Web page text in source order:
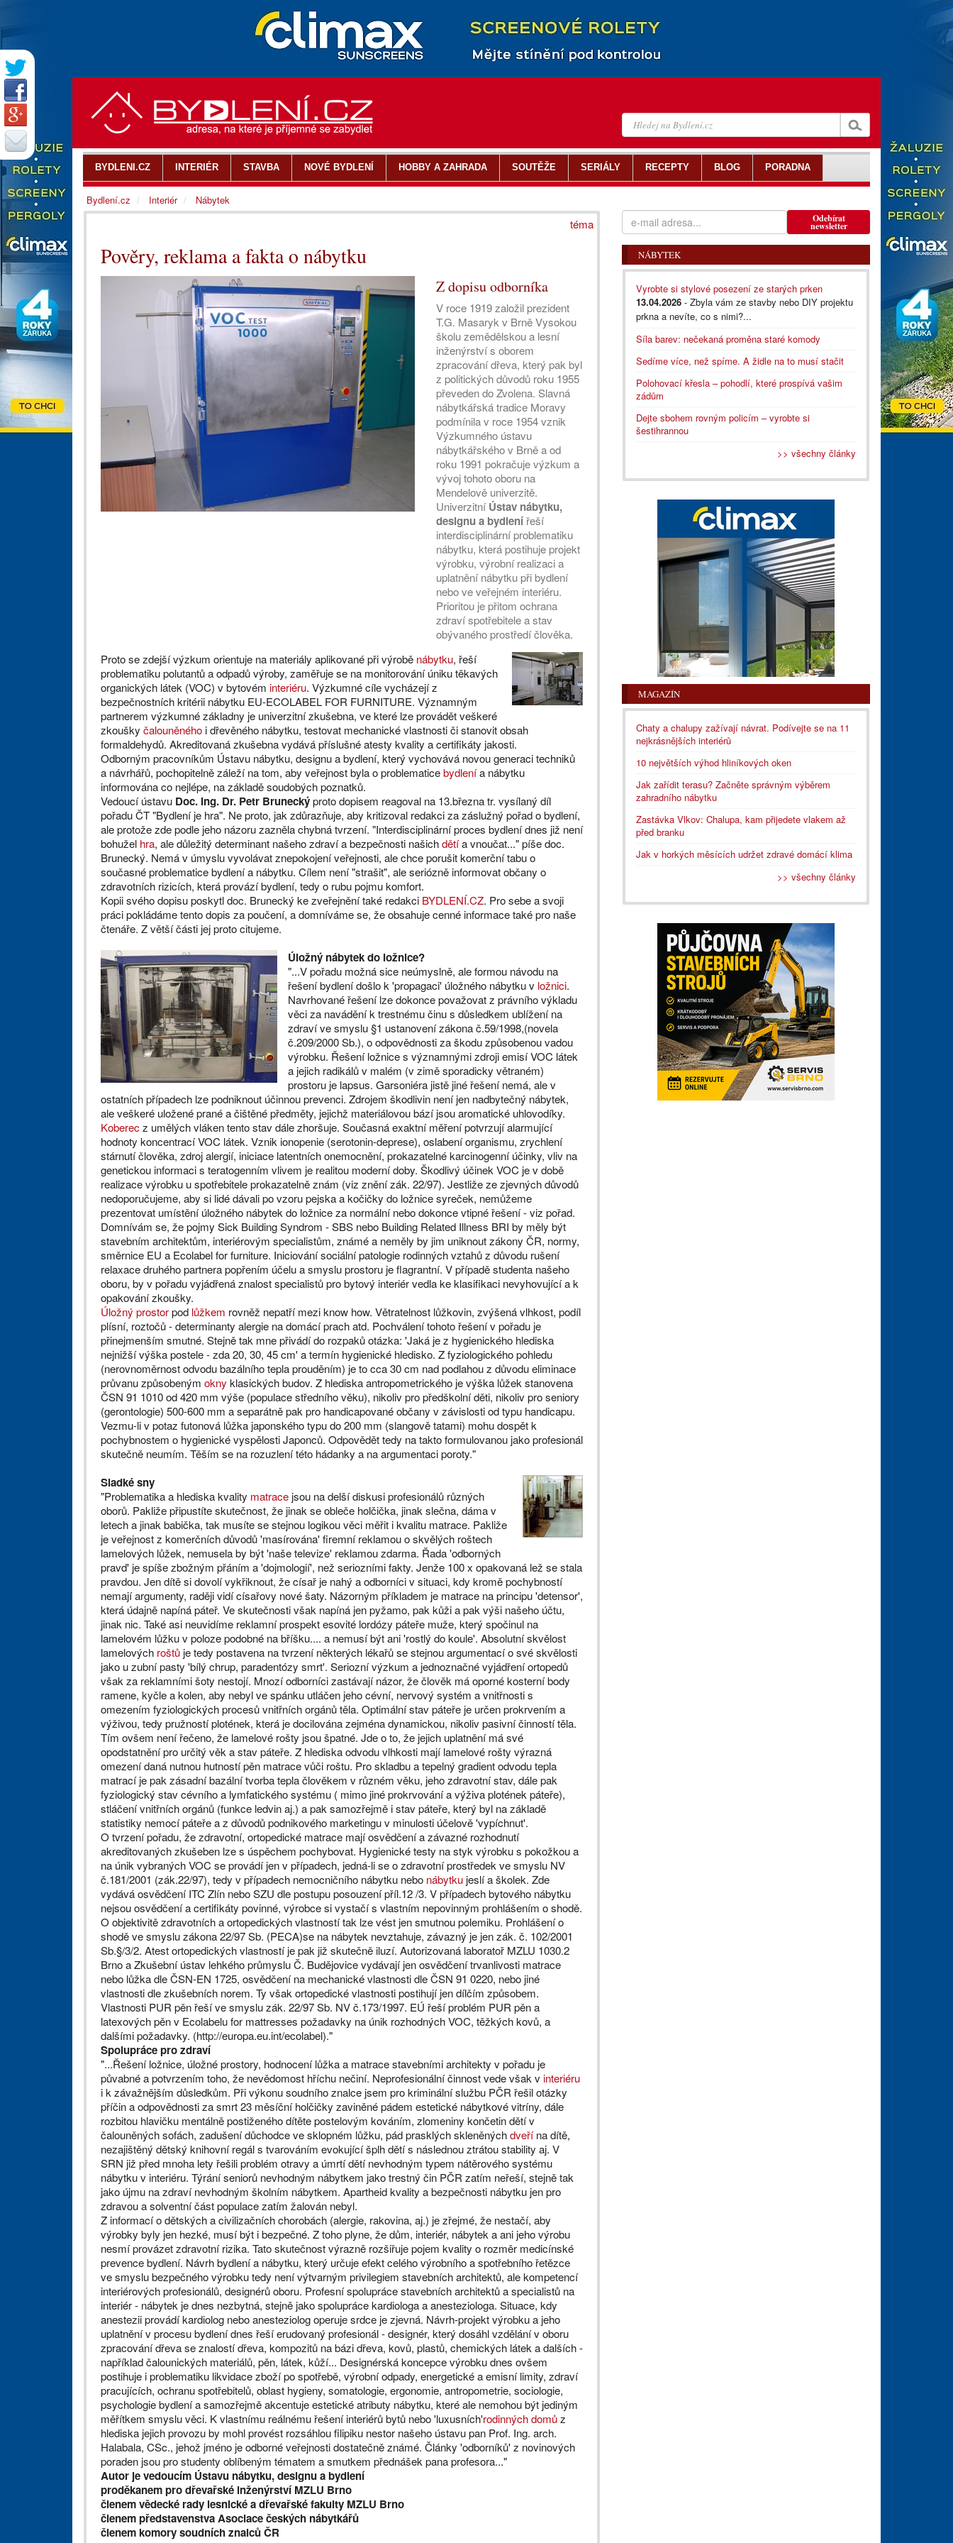
téma
Pověry, reklama a fakta o nábytku
Z dopisu odborníka
V roce 1919 založil prezident
T.G. Masaryk v Brně Vysokou
školu zemědělskou a lesní
inženýrství s oborem
zpracování dřeva, který pak byl
z politických důvodů roku 1955
převeden do Zvolena. Slavná
nábytkářská tradice Moravy
podmínila v roce 1954 vznik
Výzkumného ústavu
nábytkářského v Brně a od
roku 1991 pokračuje výzkum a
vývoj tohoto oboru na
Mendelově univerzitě.
UniverzitníÚstav nábytku,
designu a bydlenířeší
interdisciplinární problematiku
nábytku, která postihuje projekt
výrobku, výrobní realizaci a
uplatnění nábytku při bydlení
nebo ve veřejném interiéru.
Prioritou je přitom ochrana
zdraví spotřebitele a stav
obývaného prostředí člověka.
Proto se zdejší výzkum orientuje na materiály aplikované při výrobě nábytku, řeší
problematiku polutantů a odpadů výroby, zaměřuje se na monitorování úniku těkavých
organických látek (VOC) v bytovém interiéru. Výzkumné cíle vycházejí z
bezpečnostních kritérii nábytku EU-ECOLABEL FOR FURNITURE. Významným
partnerem výzkumné základny je univerzitní zkušebna, ve které lze provádět veškeré
zkoušky čalouněného i dřevěného nábytku, testovat mechanické vlastnosti či stanovit obsah
formaldehydů. Akreditovaná zkušebna vydává příslušné atesty kvality a certifikáty jakosti.
Odborným pracovníkům Ústavu nábytku, designu a bydlení, který vychovává novou generaci techniků
a návrhářů, pochopitelně záleží na tom, aby veřejnost byla o problematicebydlenía nábytku
informována co nejlépe, na základě soudobých poznatků.
Vedoucí ústavu Doc. Ing. Dr. Petr Bruneckýproto dopisem reagoval na 13.března tr. vysílaný díl
pořadu ČT "Bydlení je hra". Ne proto, jak zdůrazňuje, aby kritizoval redakci za záslužný pořad o bydlení,
ale protože zde podle jeho názoru zazněla chybná tvrzení. "Interdisciplinární proces bydlení dnes již není
bohužel hra, ale důležitý determinant našeho zdraví a bezpečnosti našichdětía vnoučat..." píše doc.
Brunecký. Nemá v úmyslu vyvolávat znepokojení veřejnosti, ale chce porušit komerční tabu o
současné problematice bydlení a nábytku. Cílem není "strašit", ale seriózně informovat občany o
zdravotních rizicích, která provází bydlení, tedy o rubu pojmu komfort.
Kopii svého dopisu poskytl doc. Brunecký ke zveřejnění také redakci BYDLENÍ.CZ. Pro sebe a svoji
práci pokládáme tento dopis za poučení, a domníváme se, že obsahuje cenné informace také pro naše
čtenáře. Z větší části jej proto citujeme.
Úložný nábytek do ložnice?
"...V pořadu možná sice neúmyslně, ale formou návodu na
řešení bydlení došlo k 'propagaci' úložného nábytku v ložnici.
Navrhované řešení lze dokonce považovat z právního výkladu
věci za navádění k trestnému činu s důsledkem ublížení na
zdraví ve smyslu §1 ustanovení zákona č.59/1998,(novela
č.209/2000 Sb.), o odpovědnosti za škodu způsobenou vadou
výrobku. Řešení ložnice s významnými zdroji emisí VOC látek
a jejich radikálů v malém (v zimě sporadicky větraném)
prostoru je lapsus. Garsoniéra jistě jiné řešení nemá, ale v
ostatních případech lze podniknout účinnou prevenci. Zdrojem škodlivin není jen nadbytečný nábytek,
ale veškeré uložené prané a čištěné předměty, jejichž materiálovou bází jsou aromatické uhlovodíky.
Koberec z umělých vláken tento stav dále zhoršuje. Současná exaktní měření potvrzují alarmující
hodnoty koncentrací VOC látek. Vznik ionopenie (serotonin-deprese), oslabení organismu, zrychlení
stárnutí člověka, zdroj alergií, iniciace latentních onemocnění, prokazatelné karcinogenní účinky, vliv na
genetickou informaci s teratogenním vlivem je realitou moderní doby. Škodlivý účinek VOC je v době
realizace výrobku u spotřebitele prokazatelně znám (viz znění zák. 22/97). Jestliže ze zjevných důvodů
nedoporučujeme, aby si lidé dávali po vzoru pejska a kočičky do ložnice syreček, nemůžeme
prezentovat umístění úložného nábytek do ložnice za normální nebo dokonce vtipné řešení - viz pořad.
Domnívám se, že pojmy Sick Building Syndrom - SBS nebo Building Related Illness BRI by měly být
stavebním architektům, interiérovým specialistům, známé a neměly by jim uniknout zákony ČR, normy,
směrnice EU a Ecolabel for furniture. Iniciování sociální patologie rodinných vztahů z důvodu rušení
relaxace druhého partnera popřením účelu a smyslu prostoru je flagrantní. V případě studenta našeho
oboru, by v pořadu vyjádřená znalost specialistů pro bytový interiér vedla ke klasifikaci nevyhovující a k
opakování zkoušky.
Úložný prostorpod lůžkem rovněž nepatří mezi know how. Větratelnost lůžkovin, zvýšená vlhkost, podíl
plísní, roztočů - determinanty alergie na domácí prach atd. Pochválení tohoto řešení v pořadu je
přinejmenším smutné. Stejně tak mne přivádí do rozpaků otázka: 'Jaká je z hygienického hlediska
nejnižší výška postele - zda 20, 30, 45 cm' a termín hygienické hledisko. Z fyziologického pohledu
(nerovnoměrnost odvodu bazálního tepla prouděním) je to cca 30 cm nad podlahou z důvodu eliminace
průvanu způsobeným okny klasických budov. Z hlediska antropometrického je výška lůžek stanovena
ČSN 91 1010 od 420 mm výše (populace středního věku), nikoliv pro předškolní děti, nikoliv pro seniory
(gerontologie) 500-600 mm a separátně pak pro handicapované občany v závislosti od typu handicapu.
Vezmu-li v potaz futonová lůžka japonského typu do 200 mm (slangově tatami) mohu dospět k
pochybnostem o hygienické vyspělosti Japonců. Odpovědět tedy na takto formulovanou jako profesionál
skutečně neumím. Těším se na rozuzlení této hádanky a na argumentaci poroty."
Sladké sny
"Problematika a hlediska kvality matrace jsou na delší diskusi profesionálů různých
oborů. Pakliže připustíte skutečnost, že jinak se obleče holčička, jinak slečna, dáma v
letech a jinak babička, tak musíte se stejnou logikou věci měřit i kvalitu matrace. Pakliže
je veřejnost z komerčních důvodů 'masírována' firemní reklamou o skvělých roštech
lamelových lůžek, nemusela by být 'naše televize' reklamou zdarma. Řada 'odborných
pravd' je spíše zbožným přáním a 'dojmologií', než seriozními fakty. Jenže 100 x opakovaná lež se stala
pravdou. Jen dítě si dovolí vykřiknout, že císař je nahý a odborníci v situaci, kdy kromě pochybností
nemají argumenty, raději vidí císařovy nové šaty. Názorným příkladem je matrace na principu 'detensor',
která údajně napíná páteř. Ve skutečnosti však napíná jen pyžamo, pak kůži a pak výši našeho účtu,
jinak nic. Také asi neuvidíme reklamní prospekt esovité lordózy páteře muže, který spočinul na
lamelovém lůžku v poloze podobné na bříšku.... a nemusí být ani 'rostlý do koule'. Absolutní skvělost
lamelových roštů je tedy postavena na tvrzení některých lékařů se stejnou argumentací o své skvělosti
jako u zubní pasty 'bílý chrup, paradentózy smrt'. Seriozní výzkum a jednoznačné vyjádření ortopedů
však za reklamními šoty nestojí. Mnozí odborníci zastávají názor, že člověk má oporné kosterní body
ramene, kyčle a kolen, aby nebyl ve spánku utláčen jeho cévní, nervový systém a vnitřnosti s
omezením fyziologických procesů vnitřních orgánů těla. Optimální stav páteře je určen prokrvením a
výživou, tedy pružností plotének, která je docilována zejména dynamickou, nikoliv pasivní činností těla.
Tím ovšem není řečeno, že lamelové rošty jsou špatné. Jde o to, že jejich uplatnění má své
opodstatnění pro určitý věk a stav páteře. Z hlediska odvodu vlhkosti mají lamelové rošty výrazná
omezení daná nutnou hutností pěn matrace vůči roštu. Pro skladbu a tepelný gradient odvodu tepla
matrací je pak zásadní bazální tvorba tepla člověkem v různém věku, jeho zdravotní stav, dále pak
fyziologický stav cévního a lymfatického systému ( mimo jiné prokrvování a výživa plotének páteře),
stláčení vnitřních orgánů (funkce ledvin aj.) a pak samozřejmě i stav páteře, který byl na základě
statistiky nemocí páteře a z důvodů podnikového marketingu v minulosti účelově 'vypíchnut'.
O tvrzení pořadu, že zdravotní, ortopedické matrace mají osvědčení a závazné rozhodnutí
akreditovaných zkušeben lze s úspěchem pochybovat. Hygienické testy na styk výrobku s pokožkou a
na únik vybraných VOC se provádí jen v případech, jedná-li se o zdravotní prostředek ve smyslu NV
č.181/2001 (zák.22/97), tedy v případech nemocničního nábytku nebo nábytku jeslí a školek. Zde
vydává osvědčení ITC Zlín nebo SZU dle postupu posouzení příl.12 /3. V případech bytového nábytku
nejsou osvědčení a certifikáty povinné, výrobce si vystačí s vlastním nepovinným prohlášením o shodě.
O objektivitě zdravotních a ortopedických vlastností tak lze vést jen smutnou polemiku. Prohlášení o
shodě ve smyslu zákona 22/97 Sb. (PECA)se na nábytek nevztahuje, závazný je jen zák. č. 102/2001
Sb.§/3/2. Atest ortopedických vlastností je pak již skutečně iluzí. Autorizovaná laboratoř MZLU 1030.2
Brno a Zkušební ústav lehkého průmyslu Č. Budějovice vydávají jen osvědčení trvanlivosti matrace
nebo lůžka dle ČSN-EN 1725, osvědčení na mechanické vlastnosti dle ČSN 91 0220, nebo jiné
vlastnosti dle zkušebních norem. Ty však ortopedické vlastnosti postihují jen dílčím způsobem.
Vlastnosti PUR pěn řeší ve smyslu zák. 22/97 Sb. NV č.173/1997. EÚ řeší problém PUR pěn a
latexových pěn v Ecolabelu for mattresses požadavky na únik rozhodných VOC, těžkých kovů, a
dalšími požadavky. (http://europa.eu.int/ecolabel)."
Spolupráce pro zdraví
"...Řešení ložnice, úložné prostory, hodnocení lůžka a matrace stavebními architekty v pořadu je
půvabné a potvrzením toho, že nevědomost hříchu nečiní. Neprofesionální činnost vede však v interiéru
i k závažnějším důsledkům. Při výkonu soudního znalce jsem pro kriminální službu PČR řešil otázky
příčin a odpovědnosti za smrt 23 měsíční holčičky zaviněné pádem estetické nábytkové vitríny, dále
rozbitou hlavičku mentálně postiženého dítěte postelovým kováním, zlomeniny končetin dětí v
čalouněných sofách, zadušení důchodce ve sklopném lůžku, pád prasklých skleněnýchdveřína dítě,
nezajištěný dětský knihovní regál s tvarováním evokující šplh dětí s následnou ztrátou stability aj. V
SRN již před mnoha lety řešili problém otravy a úmrtí dětí nevhodným typem nátěrového systému
nábytku v interiéru. Týrání seniorů nevhodným nábytkem jako trestný čin PČR zatím neřeší, stejně tak
jako újmu na zdraví nevhodným školním nábytkem. Apartheid kvality a bezpečnosti nábytku jen pro
zdravou a solventní část populace zatím žalován nebyl.
Z informací o dětských a civilizačních chorobách (alergie, rakovina, aj.) je zřejmé, že nestačí, aby
výrobky byly jen hezké, musí být i bezpečné. Z toho plyne, že dům, interiér, nábytek a ani jeho výrobu
nesmí provázet zdravotní rizika. Tato skutečnost výrazně rozšiřuje pojem kvality o rozměr medicínské
prevence bydlení. Návrh bydlení a nábytku, který určuje efekt celého výrobního a spotřebního řetězce
ve smyslu bezpečného výrobku tedy není výtvarným privilegiem stavebních architektů, ale kompetencí
interiérových profesionálů, designérů oboru. Profesní spolupráce stavebních architektů a specialistů na
interiér - nábytek je dnes nezbytná, stejně jako spolupráce kardiologa a anesteziologa. Situace, kdy
anestezii provádí kardiolog nebo anesteziolog operuje srdce je zjevná. Návrh-projekt výrobku a jeho
uplatnění v procesu bydlení dnes řeší erudovaný profesionál - designér, který dosáhl vzdělání v oboru
zpracování dřeva se znalostí dřeva, kompozitů na bázi dřeva, kovů, plastů, chemických látek a dalších -
například čalounických materiálů, pěn, látek, kůží... Designérská koncepce výrobku dnes ovšem
postihuje i problematiku likvidace zboží po spotřebě, výrobní odpady, energetické a emisní limity, zdraví
pracujících, ochranu spotřebitelů, oblast hygieny, somatologie, ergonomie, antropometrie, sociologie,
psychologie bydlení a samozřejmě akcentuje estetické atributy nábytku, které ale nemohou být jediným
měřítkem smyslu věci. K vlastnímu reálnému řešení interiérů bytů nebo 'luxusních'rodinných domůz
hlediska jejich provozu by mohl provést rozsáhlou filipiku nestor našeho ústavu pan Prof. Ing. arch.
Halabala, CSc., jehož jméno je odborné veřejnosti dostatečně známé. Články 'odborníků' z novinových
poraden jsou pro studenty oblíbeným tématem a smutkem přednášek pana profesora..."
Autor je vedoucím Ústavu nábytku, designu a bydlení
proděkanem pro dřevařské inženýrství MZLU Brno
členem vědecké rady lesnické a dřevařské fakulty MZLU Brno
členem představenstva Asociace českých nábytkářů
členem komory soudních znalců ČR
Odebírat
newsletter
NÁBYTEK
Vyrobte si stylové posezení ze starých prken
13.04.2026 - Zbyla vám ze stavby nebo DIY projektu
prkna a nevíte, co s nimi?...
Síla barev: nečekaná proměna staré komody
Sedíme více, než spíme. A židle na to musí stačit
Polohovací křesla – pohodlí, které prospívá vašim
zádům
Dejte sbohem rovným policím – vyrobte si
šestihrannou
>> všechny články
MAGAZÍN
Chaty a chalupy zažívají návrat. Podívejte se na 11
nejkrásnějších interiérů
10 největších výhod hliníkových oken
Jak zařídit terasu? Začněte správným výběrem
zahradního nábytku
Zastávka Vlkov: Chalupa, kam přijedete vlakem až
před branku
Jak v horkých měsících udržet zdravé domácí klima
>> všechny články
BYDLENI.CZ INTERIÉR STAVBA NOVÉ BYDLENÍ HOBBY A ZAHRADA SOUTĚŽE SERIÁLY RECEPTY BLOG PORADNA
Bydlení.cz Interiér Nábytek